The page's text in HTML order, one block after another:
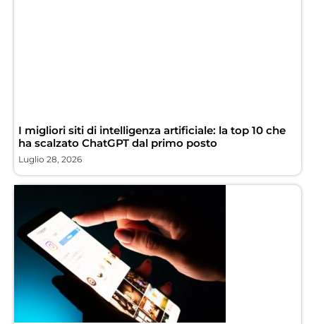
I migliori siti di intelligenza artificiale: la top 10 che
ha scalzato ChatGPT dal primo posto
Luglio 28, 2026